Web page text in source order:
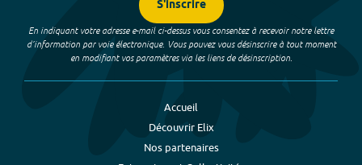
S'inscrire
En indiquant votre adresse e-mail ci-dessus vous consentez à recevoir notre lettre
d’information par voie électronique. Vous pouvez vous désinscrire à tout moment
en modifiant vos paramètres via les liens de désinscription.
Accueil
Découvrir Elix
Nos partenaires